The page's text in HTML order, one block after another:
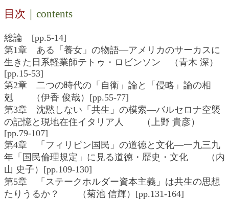
目次 ｜contents
総論 [pp.5-14]
第1章 ある「養女」の物語―アメリカのサーカスに
生きた日系軽業師テトゥ・ロビンソン （青木 深）
[pp.15-53]
第2章 二つの時代の「自衛」論と「侵略」論の相
剋 （伊香 俊哉）[pp.55-77]
第3章 沈黙しない「共生」の模索―バルセロナ空襲
の記憶と現地在住イタリア人 （上野 貴彦）
[pp.79-107]
第4章 「フィリピン国民」の道徳と文化―一九三九
年「国民倫理規定」に見る道徳・歴史・文化 （内
山 史子）[pp.109-130]
第5章 「ステークホルダー資本主義」は共生の思想
たりうるか？ （菊池 信輝）[pp.131-164]